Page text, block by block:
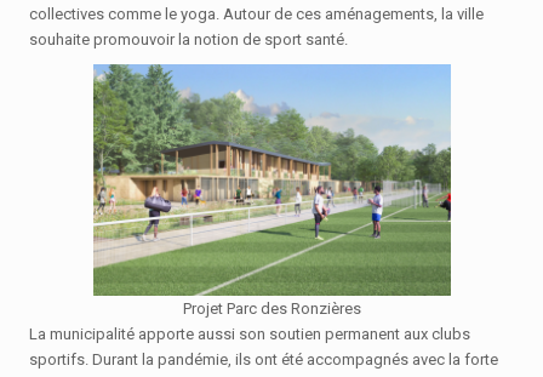
collectives comme le yoga. Autour de ces aménagements, la ville
souhaite promouvoir la notion de sport santé.
Projet Parc des Ronzières
La municipalité apporte aussi son soutien permanent aux clubs
sportifs. Durant la pandémie, ils ont été accompagnés avec la forte